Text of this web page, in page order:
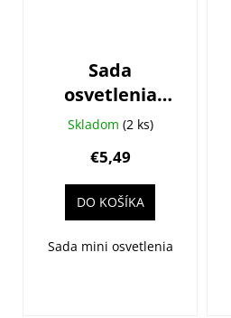
Sada
osvetlenia
CTM Pinn,
Skladom (2 ks)
€5,49
DO KOŠÍKA
Sada mini osvetlenia